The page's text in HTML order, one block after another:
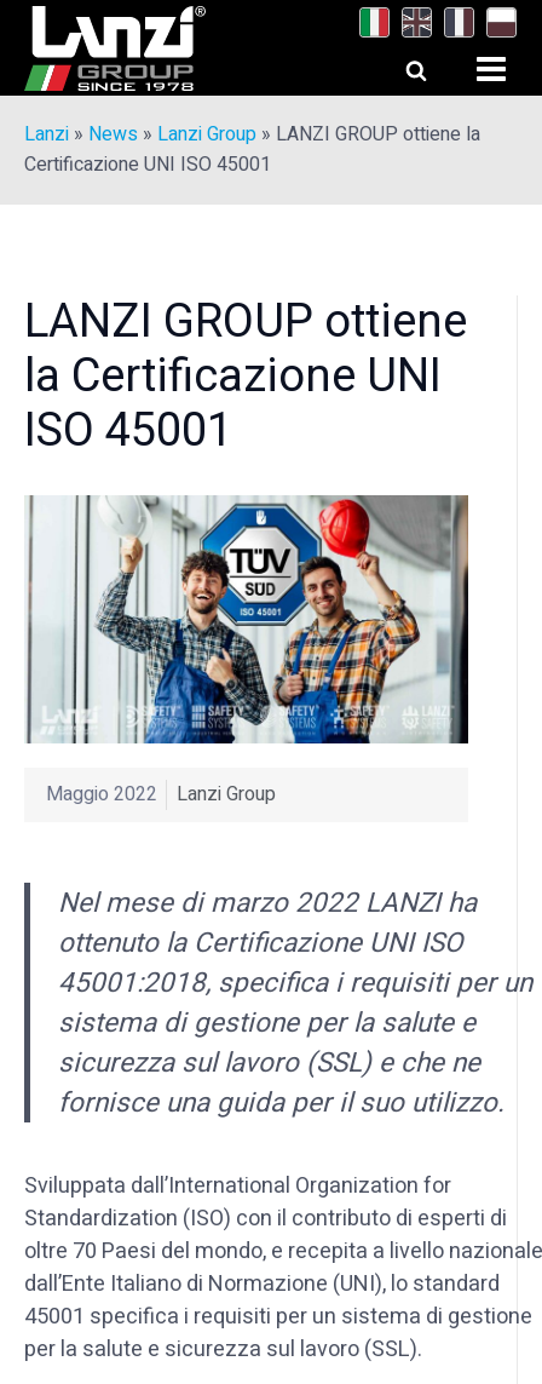
Lanzi » News » Lanzi Group » LANZI GROUP ottiene la
Certificazione UNI ISO 45001
LANZI GROUP ottiene
la Certificazione UNI
ISO 45001
Maggio 2022 Lanzi Group
Nel mese di marzo 2022 LANZI ha
ottenuto la Certificazione UNI ISO
45001:2018, specifica i requisiti per un
sistema di gestione per la salute e
sicurezza sul lavoro (SSL) e che ne
fornisce una guida per il suo utilizzo.
Sviluppata dall’International Organization for
Standardization (ISO) con il contributo di esperti di
oltre 70 Paesi del mondo, e recepita a livello nazionale
dall’Ente Italiano di Normazione (UNI), lo standard
45001 specifica i requisiti per un sistema di gestione
per la salute e sicurezza sul lavoro (SSL).